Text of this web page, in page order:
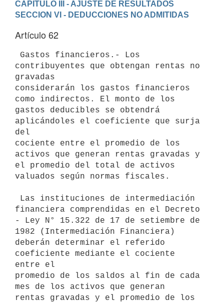
CAPITULO III - AJUSTE DE RESULTADOS
SECCION VI - DEDUCCIONES NO ADMITIDAS
Artículo 62
contribuyentes que obtengan rentas no
gravadas
considerarán los gastos financieros
como indirectos. El monto de los
gastos deducibles se obtendrá
aplicándoles el coeficiente que surja
del
cociente entre el promedio de los
activos que generan rentas gravadas y
el promedio del total de activos
valuados según normas fiscales.
financiera comprendidas en el Decreto
- Ley N° 15.322 de 17 de setiembre de
1982 (Intermediación Financiera)
deberán determinar el referido
coeficiente mediante el cociente
entre el
promedio de los saldos al fin de cada
mes de los activos que generan
rentas gravadas y el promedio de los